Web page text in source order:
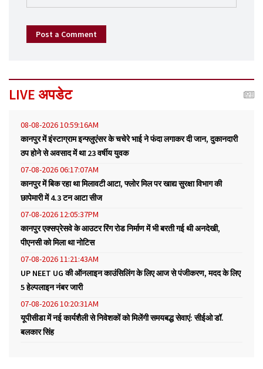
Post a Comment
LIVE अपडेट
08-08-2026 10:59:16AM
कानपुर में इंस्टाग्राम इन्फ्लुएंसर के चचेरे भाई ने फंदा लगाकर दी जान, दुकानदारी
ठप होने से अवसाद में था 23 वर्षीय युवक
07-08-2026 06:17:07AM
कानपुर में बिक रहा था मिलावटी आटा, फ्लोर मिल पर खाद्य सुरक्षा विभाग की
छापेमारी में 4.3 टन आटा सीज
07-08-2026 12:05:37PM
कानपुर एक्सप्रेसवे के आउटर रिंग रोड निर्माण में भी बरती गई थी अनदेखी,
पीएनसी को मिला था नोटिस
07-08-2026 11:21:43AM
UP NEET UG की ऑनलाइन काउंसिलिंग के लिए आज से पंजीकरण, मदद के लिए
5 हेल्पलाइन नंबर जारी
07-08-2026 10:20:31AM
यूपीसीडा में नई कार्यशैली से निवेशकों को मिलेंगी समयबद्ध सेवाएं: सीईओ डॉ.
बलकार सिंह